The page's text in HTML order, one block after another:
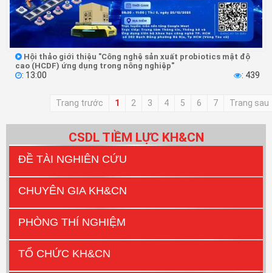
 Hội thảo giới thiệu "Công nghệ sản xuất probiotics mật độ
cao (HCDF) ứng dụng trong nông nghiệp"
: 13:00 : 439
Trang trước 1 2 3 4 5 6 7 Trang sau
CSDL TIỀM LỰC KH&CN
ĐỀ TÀI NGHIÊN CỨU
CHUYÊN GIA KH&CN
PHÒNG THÍ NGHIỆM
TỔ CHỨC KH&CN